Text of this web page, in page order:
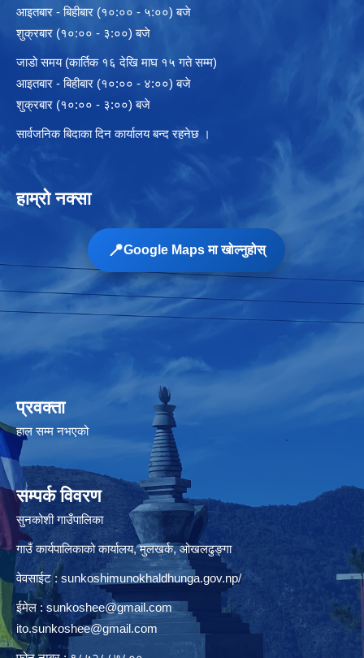
आइतबार - बिहीबार (१०:०० - ५:००) बजे
शुक्रबार (१०:०० - ३:००) बजे
जाडो समय (कार्तिक १६ देखि माघ १५ गते सम्म)
आइतबार - बिहीबार (१०:०० - ४:००) बजे
शुक्रबार (१०:०० - ३:००) बजे
सार्वजनिक बिदाका दिन कार्यालय बन्द रहनेछ ।
हाम्रो नक्सा
📍Google Maps मा खोल्नुहोस्
प्रवक्ता
हाल सम्म नभएको
सम्पर्क विवरण
सुनकोशी गाउँपालिका
गाउँ कार्यपालिकाको कार्यालय, मुलखर्क, ओखलढुङ्गा
वेवसाईट : sunkoshimunokhaldhunga.gov.np/
ईमेल :sunkoshee@gmail.com
ito.sunkoshee@gmail.com